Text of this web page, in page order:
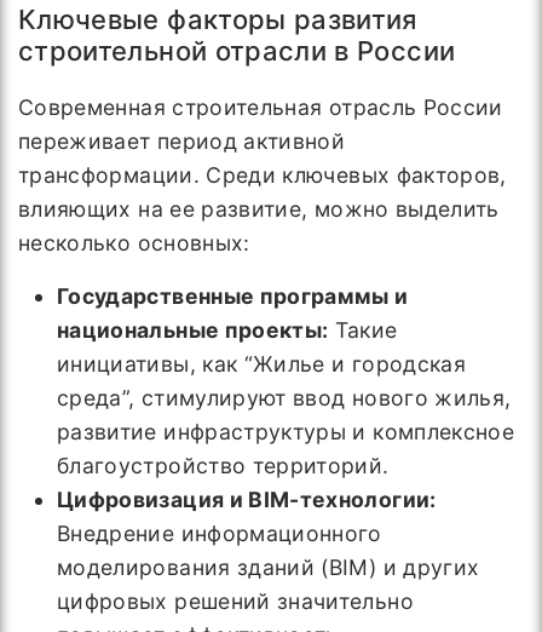
Ключевые факторы развития
строительной отрасли в России
Современная строительная отрасль России
переживает период активной
трансформации. Среди ключевых факторов,
влияющих на ее развитие, можно выделить
несколько основных:
Государственные программы и
национальные проекты: Такие
инициативы, как “Жилье и городская
среда”, стимулируют ввод нового жилья,
развитие инфраструктуры и комплексное
благоустройство территорий.
Цифровизация и BIM-технологии:
Внедрение информационного
моделирования зданий (BIM) и других
цифровых решений значительно